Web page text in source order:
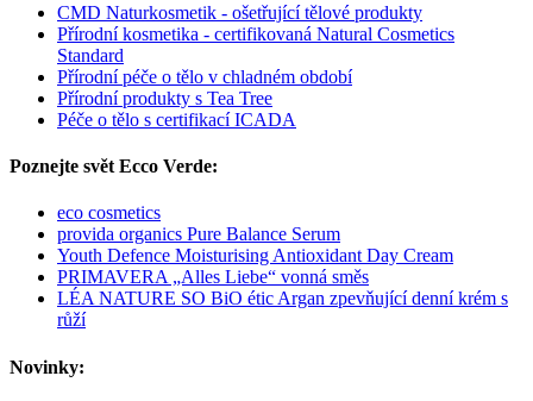
CMD Naturkosmetik - ošetřující tělové produkty
Přírodní kosmetika - certifikovaná Natural Cosmetics
Standard
Přírodní péče o tělo v chladném období
Přírodní produkty s Tea Tree
Péče o tělo s certifikací ICADA
Poznejte svět Ecco Verde:
eco cosmetics
provida organics Pure Balance Serum
Youth Defence Moisturising Antioxidant Day Cream
PRIMAVERA „Alles Liebe“ vonná směs
LÉA NATURE SO BiO étic Argan zpevňující denní krém s
růží
Novinky: